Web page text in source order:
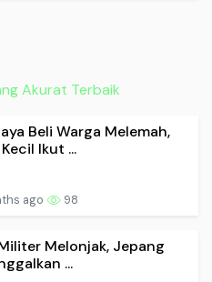
Akurat Terbaik
Beli Warga Melemah,
Ikut ...
ago 98
Melonjak, Jepang
...